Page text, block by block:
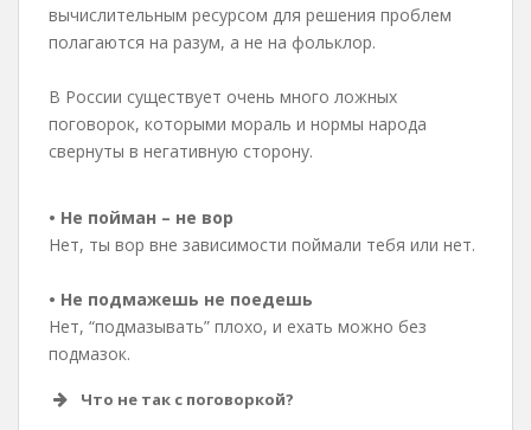
вычислительным ресурсом для решения проблем
полагаются на разум, а не на фольклор.
В России существует очень много ложных
поговорок, которыми мораль и нормы народа
свернуты в негативную сторону.
• Не пойман – не вор
Нет, ты вор вне зависимости поймали тебя или нет.
• Не подмажешь не поедешь
Нет, “подмазывать” плохо, и ехать можно без
подмазок.
Что не так с поговоркой?